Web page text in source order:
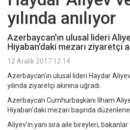
yılında anılıyor
Azerbaycan'ın ulusal lideri
Hiyaban'daki mezarı ziyaretçi
12 Aralık 2017 12:14
Azerbaycan'ın ulusal lideri Haydar
yılında ziyaretçi akınına uğradı.
Azerbaycan Cumhurbaşkanı İlham
Hiyaban'daki mezarı başında
Aliyev'in yanı sıra aile bireyleri,